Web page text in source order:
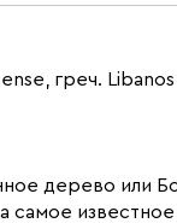
греч.
дерево или
самое